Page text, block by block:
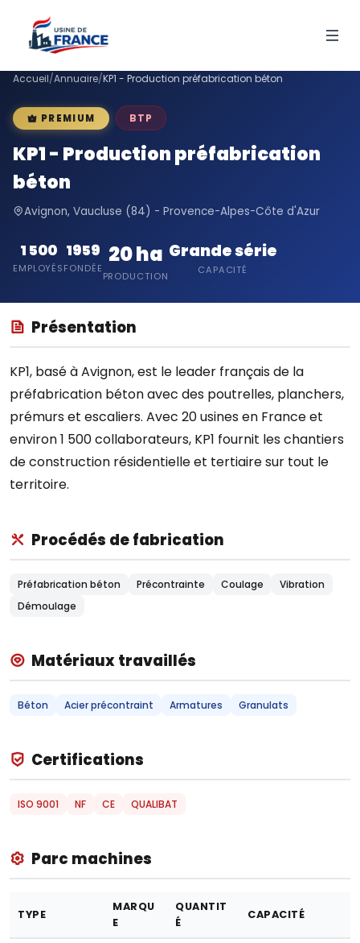
Accueil/Annuaire/KP1 - Production préfabrication béton
PREMIUM BTP
KP1 - Production préfabrication
béton
Avignon, Vaucluse (84) - Provence-Alpes-Côte d'Azur
1 500
EMPLOYÉS
1959
FONDÉE
20 ha
PRODUCTION
Grande série
CAPACITÉ
Présentation
KP1, basé à Avignon, est le leader français de la
préfabrication béton avec des poutrelles, planchers,
prémurs et escaliers. Avec 20 usines en France et
environ 1 500 collaborateurs, KP1 fournit les chantiers
de construction résidentielle et tertiaire sur tout le
territoire.
Procédés de fabrication
Préfabrication béton Précontrainte Coulage
Vibration
Démoulage
Matériaux travaillés
Béton Acier précontraint Armatures Granulats
Certifications
ISO 9001 NF CE QUALIBAT
Parc machines
TYPE
MARQU
E
QUANTIT
É
CAPACITÉ